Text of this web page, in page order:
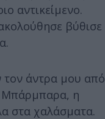
αντικείμενο.
βύθισε
τον άντρα μου από
Μπάρμπαρα, η
στα χαλάσματα.